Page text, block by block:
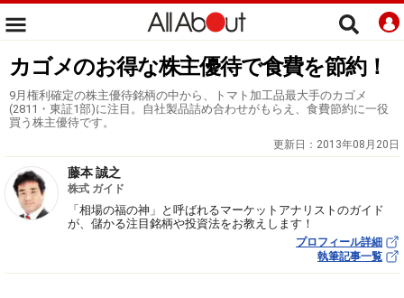
カゴメのお得な株主優待で食費を節約！
9月権利確定の株主優待銘柄の中から、トマト加工品最大手のカゴメ
(2811・東証1部)に注目。自社製品詰め合わせがもらえ、食費節約に一役
買う株主優待です。
更新日： 2013年08月20日
藤本 誠之
株式 ガイド
「相場の福の神」と呼ばれるマーケットアナリストのガイド
が、儲かる注目銘柄や投資法をお教えします！
プロフィール詳細
執筆記事一覧